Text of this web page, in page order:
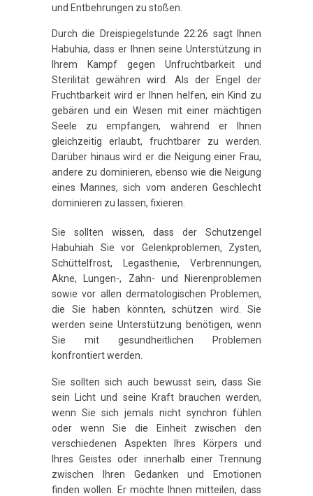
und Entbehrungen zu stoßen.
Durch die Dreispiegelstunde 22:26 sagt Ihnen
Habuhia, dass er Ihnen seine Unterstützung in
Ihrem Kampf gegen Unfruchtbarkeit und
Sterilität gewähren wird. Als der Engel der
Fruchtbarkeit wird er Ihnen helfen, ein Kind zu
gebären und ein Wesen mit einer mächtigen
Seele zu empfangen, während er Ihnen
gleichzeitig erlaubt, fruchtbarer zu werden.
Darüber hinaus wird er die Neigung einer Frau,
andere zu dominieren, ebenso wie die Neigung
eines Mannes, sich vom anderen Geschlecht
dominieren zu lassen, fixieren.
Sie sollten wissen, dass der Schutzengel
Habuhiah Sie vor Gelenkproblemen, Zysten,
Schüttelfrost, Legasthenie, Verbrennungen,
Akne, Lungen-, Zahn- und Nierenproblemen
sowie vor allen dermatologischen Problemen,
die Sie haben könnten, schützen wird. Sie
werden seine Unterstützung benötigen, wenn
Sie mit gesundheitlichen Problemen
konfrontiert werden.
Sie sollten sich auch bewusst sein, dass Sie
sein Licht und seine Kraft brauchen werden,
wenn Sie sich jemals nicht synchron fühlen
oder wenn Sie die Einheit zwischen den
verschiedenen Aspekten Ihres Körpers und
Ihres Geistes oder innerhalb einer Trennung
zwischen Ihren Gedanken und Emotionen
finden wollen. Er möchte Ihnen mitteilen, dass